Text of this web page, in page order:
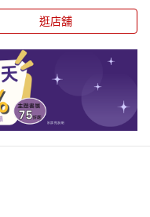
逛店舖